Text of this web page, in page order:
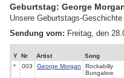
Geburtstag: George
Unsere Geburtstags-
Sendung vom: Freitag, den
Y Nr Artist Song
*
003 George Morgan
Rockabilly
Bungalow